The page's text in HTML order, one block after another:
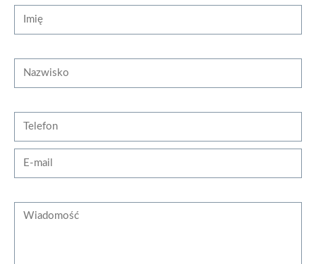
Laserowe zamykanie naczynek
od 300 zł
zobacz więcej
Kompresjoterapia (terapia uciskowa)